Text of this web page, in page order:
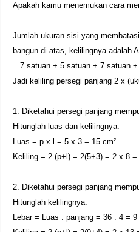
Apakah kamu menemukan cara
Jumlah ukuran sisi yang
bangun di atas, kelilingnya adalah
= 7 satuan + 5 satuan + 7 satuan
Jadi keliling persegi panjang 2 x
1. Diketahui persegi panjang
Hitunglah luas dan kelilingnya.
Luas = p x l = 5 x 3 = 15 cm²
Keliling = 2 (p+l) = 2(5+3) = 2 x 8
2. Diketahui persegi panjang
Hitunglah kelilingnya.
Lebar = Luas : panjang = 36 : 4 = 9